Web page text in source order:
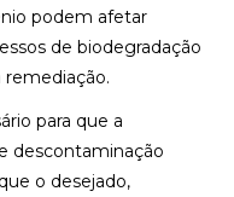
podem afetar
de biodegradação
remediação.
para que a
descontaminação
o desejado,